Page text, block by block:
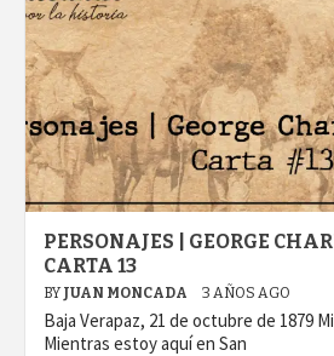
PERSONAJES | GEORGE
CARTA 13
BY JUAN MONCADA 3 AÑOS AGO
Baja Verapaz, 21 de octubre de 1879
Mientras estoy aquí en San